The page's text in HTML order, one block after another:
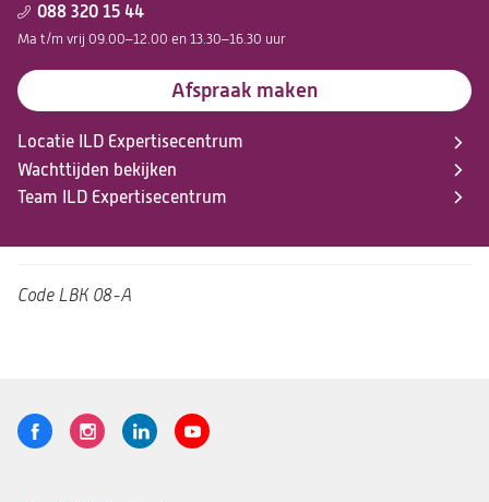
088 320 15 44
Ma t/m vrij 09.00–12.00 en 13.30–16.30 uur
Afspraak maken
Locatie ILD Expertisecentrum
Wachttijden bekijken
Team ILD Expertisecentrum
Code LBK 08-A
Volg
Logo
Logo
Logo
Logo